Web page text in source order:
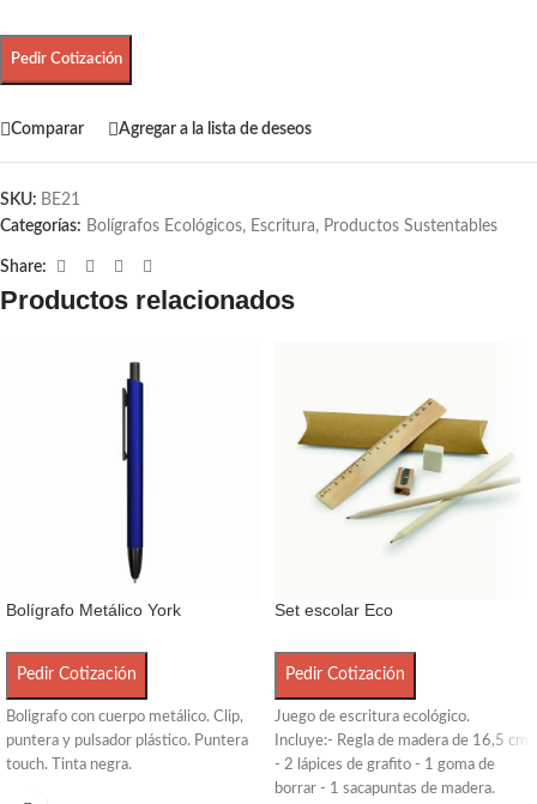
Pedir Cotización
Comparar Agregar a la lista de deseos
SKU: BE21
Categorías: Bolígrafos Ecológicos, Escritura, Productos Sustentables
Share:
Productos relacionados
Bolígrafo Metálico York
Pedir Cotización
Boligrafo con cuerpo metálico. Clip,
puntera y pulsador plástico. Puntera
touch. Tinta negra.
Set escolar Eco
Pedir Cotización
Juego de escritura ecológico.
Incluye:- Regla de madera de 16,5 cm
- 2 lápices de grafito - 1 goma de
borrar - 1 sacapuntas de madera.